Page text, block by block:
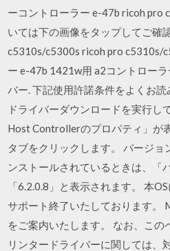
ーコントローラー e-47b ricoh pro
いては下の画像をタップしてご確
c5310s/c5300s ricoh pro c5310s/
ー e-47b 1421w用 a2コントロー
バー. 下記使用許諾条件をよくお読
ドライバーダウンロードを実行し
Host Controllerのプロパティ」が
タブをクリックします。 バージョ
ンストールされているときは、「
「6.2.0.8」と表示されます。 本
サポート終了いたしております。
をご案内いたします。 なお、こ
リンタードライバーに関しては、